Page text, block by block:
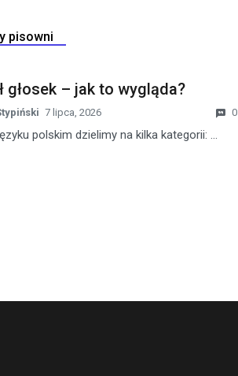
pisowni
głosek – jak to wygląda?
7 lipca, 2026 0
polskim dzielimy na kilka kategorii: ...